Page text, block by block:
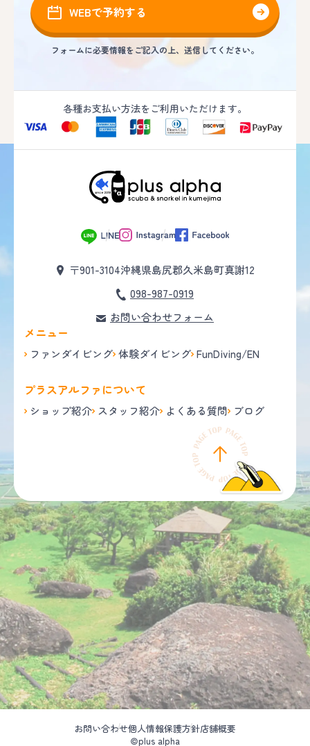
WEBで予約する
フォームに必要情報をご記入の上、送信してください。
各種お支払い方法をご利用いただけます。
〒901-3104沖縄県島尻郡久米島町真謝12
098-987-0919
お問い合わせフォーム
メニュー
ファンダイビング 体験ダイビング FunDiving/EN
プラスアルファについて
ショップ紹介 スタッフ紹介 よくある質問 ブログ
お問い合わせ個人情報保護方針店舗概要
©plus alpha